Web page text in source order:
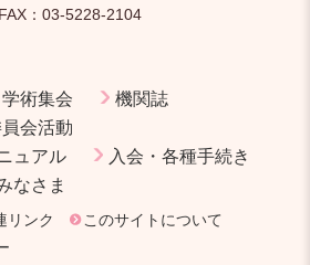
：03-5228-2104
学術集会
機関誌
会活動
ュアル
入会・各種手続き
なさま
リンク
このサイトについて